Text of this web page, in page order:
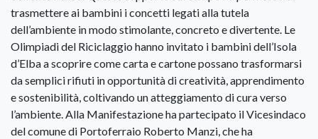
trasmettere ai bambini i concetti legati alla tutela
dell’ambiente in modo stimolante, concreto e divertente. Le
Olimpiadi del Riciclaggio hanno invitato i bambini dell’Isola
d’Elba a scoprire come carta e cartone possano trasformarsi
da semplici rifiuti in opportunità di creatività, apprendimento
e sostenibilità, coltivando un atteggiamento di cura verso
l’ambiente. Alla Manifestazione ha partecipato il Vicesindaco
del comune di Portoferraio Roberto Manzi, che ha